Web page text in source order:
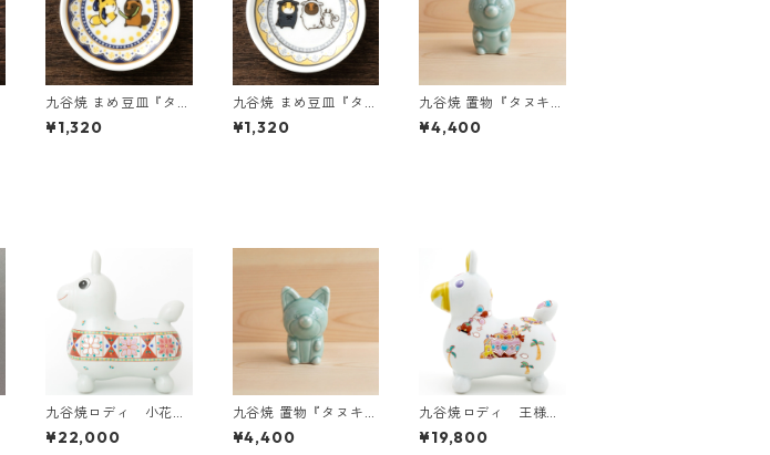
九谷焼 まめ豆皿『タヌ
キとキツネ』 ふりふり
¥1,320
九谷焼 まめ豆皿『タヌ
キとキツネ』 なかよし
¥1,320
九谷焼 置物『タヌキと
キツネ』タヌキ（青磁
釉）
¥4,400
九谷焼ロディ 小花帯
紋
¥22,000
九谷焼 置物『タヌキと
キツネ』キツネ（青磁
釉）
¥4,400
九谷焼ロディ 王様の
遊行
¥19,800